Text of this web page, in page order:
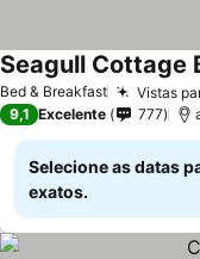
Bed & Breakfast Vistas
Seagull Cottage
9,1 Excelente 777
Selecione as datas
exatos.